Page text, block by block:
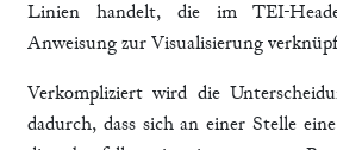
Linien handelt, die im TEI-
Anweisung zur Visualisierung
Verkompliziert wird die
dadurch, dass sich an einer Stelle